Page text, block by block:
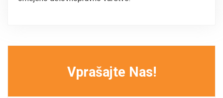
Vprašajte Nas!